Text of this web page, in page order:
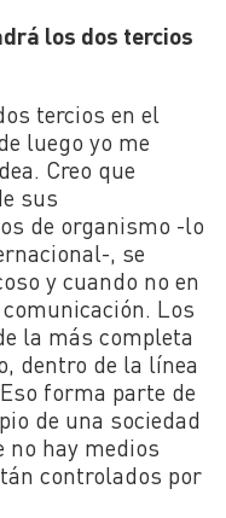
los dos tercios
tercios en el
luego yo me
Creo que
sus
de organismo -lo
, se
y cuando no en
Los
la más completa
dentro de la línea
forma parte de
de una sociedad
no hay medios
controlados por